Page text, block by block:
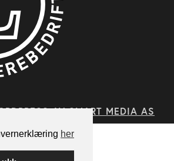
her
AVSMART MEDIA AS